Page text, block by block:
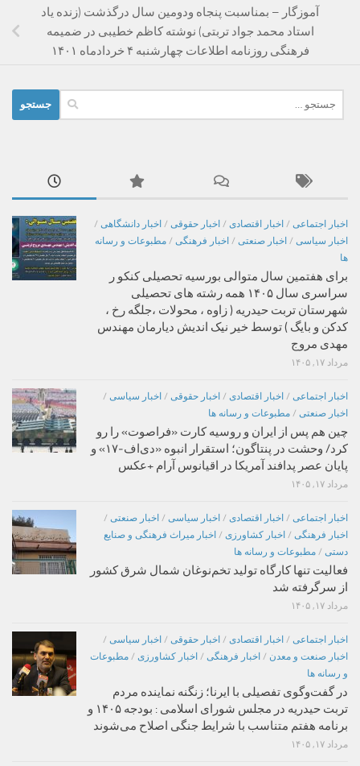
آموزگار – بمناسبت پنجاه ودومین سال درگذشت (زنده یاد
استاد محمد جواد تربتی) نوشته کاظم خطیبی در ضمیمه
فرهنگی روزنامه اطلاعات چهارشنبه ۴ خردادماه ۱۴۰۱
برای:
اخبار اجتماعی / اخبار اقتصادی / اخبار حقوقی / اخبار دانشگاهی /
اخبار سیاسی / اخبار صنعتی / اخبار فرهنگی / مطبوعات و رسانه
ها
برای هفتمین سال متوالی بورسیه تحصیلی کنکو ر
سراسری سال ۱۴۰۵ همه رشته های تحصیلی
شهرستان تربت حیدریه ( زاوه ، محولات ،جلگه رخ ،
کدکن و بایگ ) توسط خیر نیک اندیش دیارمان مهندس
مهدی مروج
مرداد ۱۷, ۱۴۰۵
اخبار اجتماعی / اخبار اقتصادی / اخبار حقوقی / اخبار سیاسی /
اخبار صنعتی / مطبوعات و رسانه ها
چین هم پس از ایران و روسیه کارت «فراصوت» را رو
کرد/ وحشت در پنتاگون؛ استقرار انبوه «دی‌اف‑۱۷» و
پایان عصر پدافند آمریکا در اقیانوس آرام +عکس
مرداد ۱۷, ۱۴۰۵
اخبار اجتماعی / اخبار اقتصادی / اخبار سیاسی / اخبار صنعتی /
اخبار فرهنگی / اخبار کشاورزی / اخبار میراث فرهنگی و صنایع
دستی / مطبوعات و رسانه ها
فعالیت تنها کارگاه تولید تخم‌نوغان شمال شرق کشور
از سرگرفته شد
مرداد ۱۷, ۱۴۰۵
اخبار اجتماعی / اخبار اقتصادی / اخبار حقوقی / اخبار سیاسی /
اخبار صنعت و معدن / اخبار فرهنگی / اخبار کشاورزی / مطبوعات
و رسانه ها
در گفت‌وگوی تفصیلی با ایرنا؛ زنگنه نماینده مردم
تربت حیدریه در مجلس شورای اسلامی : بودجه ۱۴۰۵ و
برنامه هفتم متناسب با شرایط جنگی اصلاح می‌شوند
مرداد ۱۷, ۱۴۰۵